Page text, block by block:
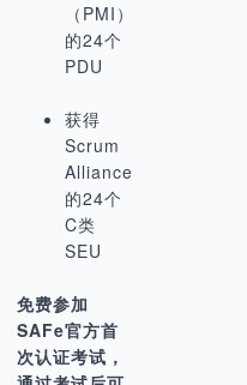
（PMI）
的24个
PDU
获得
Scrum
Alliance
的24个
C类
SEU
免费参加
SAFe官方首
次认证考试，